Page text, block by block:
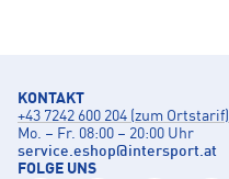
KONTAKT
+43 7242 600 204 (zum Ortstarif)
Mo. – Fr. 08:00 – 20:00 Uhr
service.eshop@intersport.at
FOLGE UNS